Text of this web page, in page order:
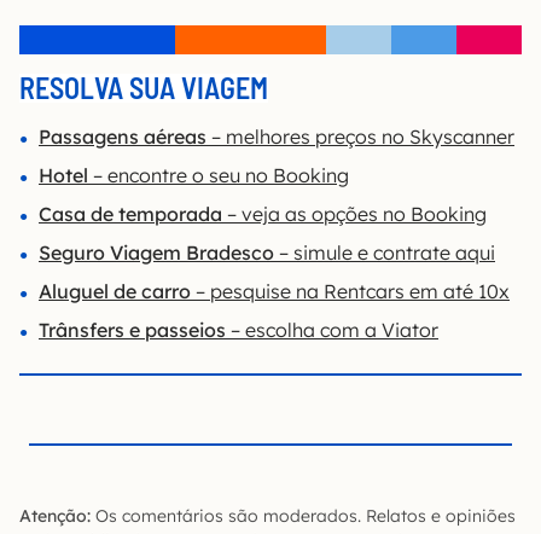
RESOLVA SUA VIAGEM
Passagens aéreas – melhores preços no Skyscanner
Hotel – encontre o seu no Booking
Casa de temporada – veja as opções no Booking
Seguro Viagem Bradesco – simule e contrate aqui
Aluguel de carro – pesquise na Rentcars em até 10x
Trânsfers e passeios – escolha com a Viator
Atenção: Os comentários são moderados. Relatos e opiniões